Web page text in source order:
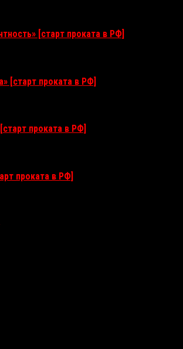
[старт проката в РФ]
[старт проката в РФ]
проката в РФ]
проката в РФ]